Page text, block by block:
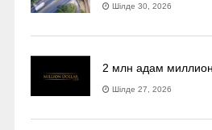
Шілде 30, 2026
2 млн адам
Шілде 27, 2026